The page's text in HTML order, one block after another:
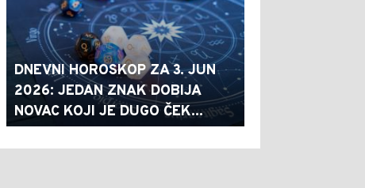
DNEVNI HOROSKOP ZA 3. JUN
2026: JEDAN ZNAK DOBIJA
NOVAC KOJI JE DUGO ČEK...